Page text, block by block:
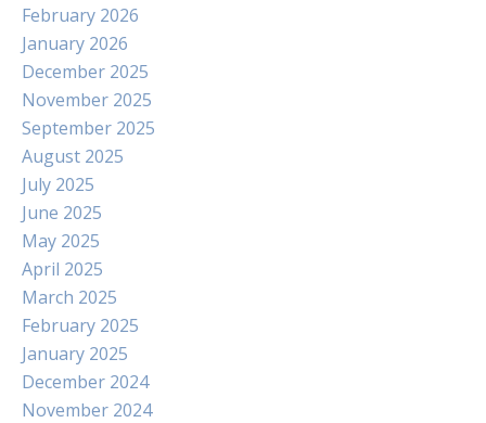
February 2026
January 2026
December 2025
November 2025
September 2025
August 2025
July 2025
June 2025
May 2025
April 2025
March 2025
February 2025
January 2025
December 2024
November 2024